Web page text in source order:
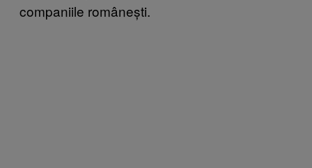
companiile românești.